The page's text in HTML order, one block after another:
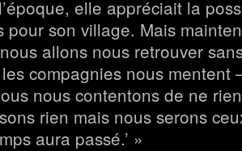
elle appréciait la
pour son village. Mais
allons nous retrouver
compagnies nous mentent
nous contentons de ne
rien mais nous serons
aura passé.’ »